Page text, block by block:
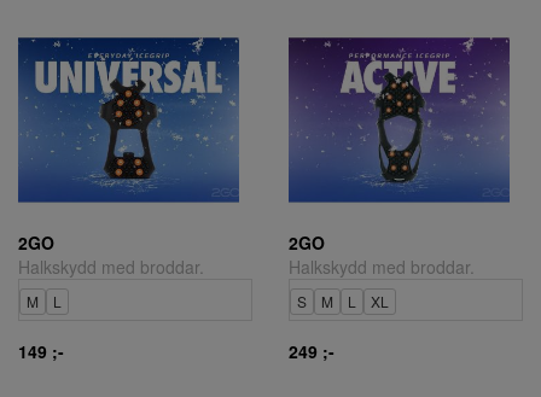
2GO
Halkskydd med broddar.
M L
149 ;-
2GO
Halkskydd med broddar.
S M L XL
249 ;-